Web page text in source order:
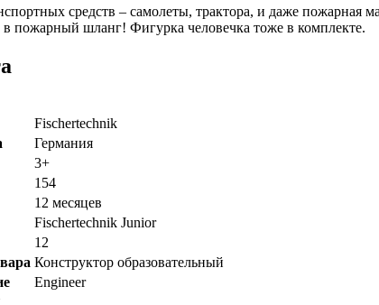
средств – самолеты, трактора, и даже пожарная
в пожарный шланг! Фигурка человечка тоже в комплекте.
Fischertechnik
Германия
3+
154
12 месяцев
Fischertechnik Junior
12
Конструктор образовательный
Engineer